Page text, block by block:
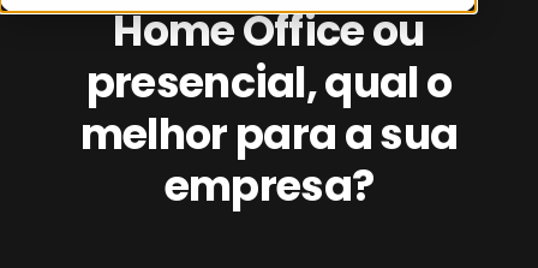
Home Office ou
presencial, qual o
melhor para a sua
empresa?